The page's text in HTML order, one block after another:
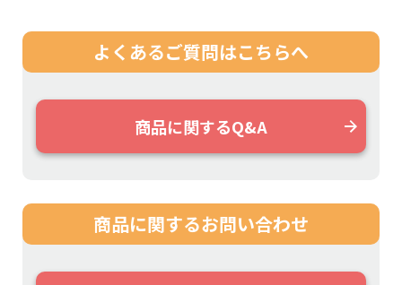
よくあるご質問はこちらへ
商品に関するQ&A
商品に関するお問い合わせ